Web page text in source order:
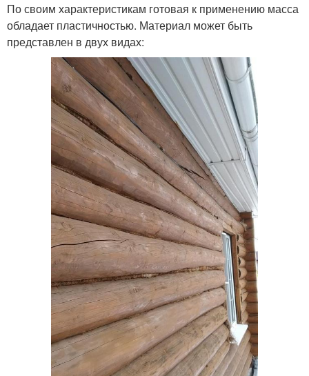
По своим характеристикам готовая к применению масса
обладает пластичностью. Материал может быть
представлен в двух видах: